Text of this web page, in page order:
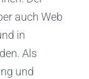
auch Web
in
Als
und